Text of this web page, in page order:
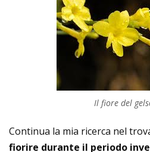
Il fiore del
Continua la mia ricerca nel
fiorire durante il periodo